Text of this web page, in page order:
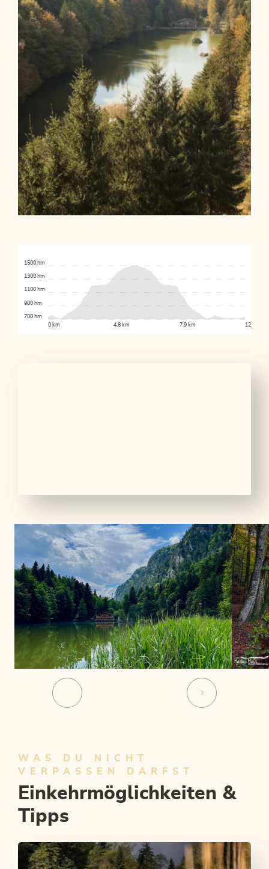
0 km 4.8 km 7.9 km 12.4 km
700 hm
900 hm
1100 hm
1300 hm
1500 hm
01
05
WAS DU NICHT
VERPASSEN DARFST
Einkehrmöglichkeiten &
Tipps